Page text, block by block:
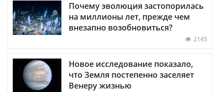
Почему эволюция застопорилась
на миллионы лет, прежде чем
внезапно возобновиться?
2145
Новое исследование показало,
что Земля постепенно заселяет
Венеру жизнью